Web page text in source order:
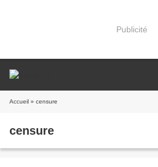
Publicité
Accueil » censure
censure